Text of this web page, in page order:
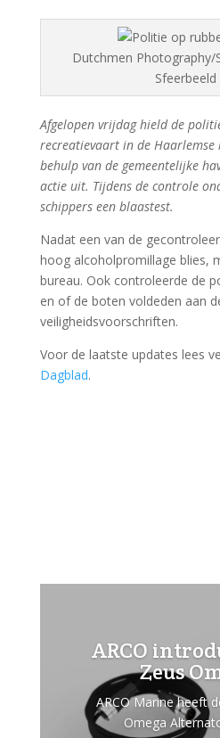
Dutchmen Photography/
Sfeerbeeld
Afgelopen vrijdag hield de
recreatievaart in de Haarlemse
behulp van de gemeentelijke
actie uit. Tijdens de controle
schippers een blaastest.
Nadat een van de
hoog alcoholpromillage blies,
bureau. Ook controleerde de
en of de boten voldeden aan
veiligheidsvoorschriften.
Voor de laatste updates lees
Dagblad.
ARCO
Zeus
ARCO Marine heeft
Omega